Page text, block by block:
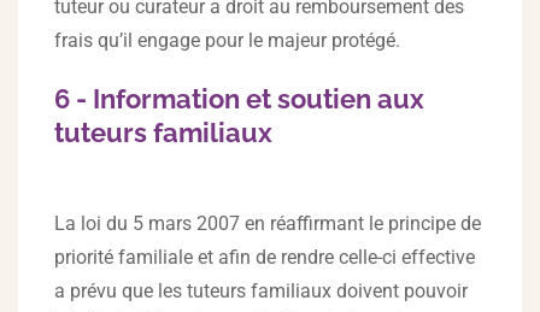
tuteur ou curateur a droit au remboursement des
frais qu’il engage pour le majeur protégé.
6 - Information et soutien aux
tuteurs familiaux
La loi du 5 mars 2007 en réaffirmant le principe de
priorité familiale et afin de rendre celle-ci effective
a prévu que les tuteurs familiaux doivent pouvoir